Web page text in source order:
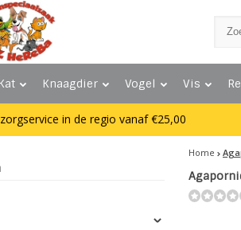
Kat Knaagdier Vogel Vis
in de regio vanaf €25,00
Home